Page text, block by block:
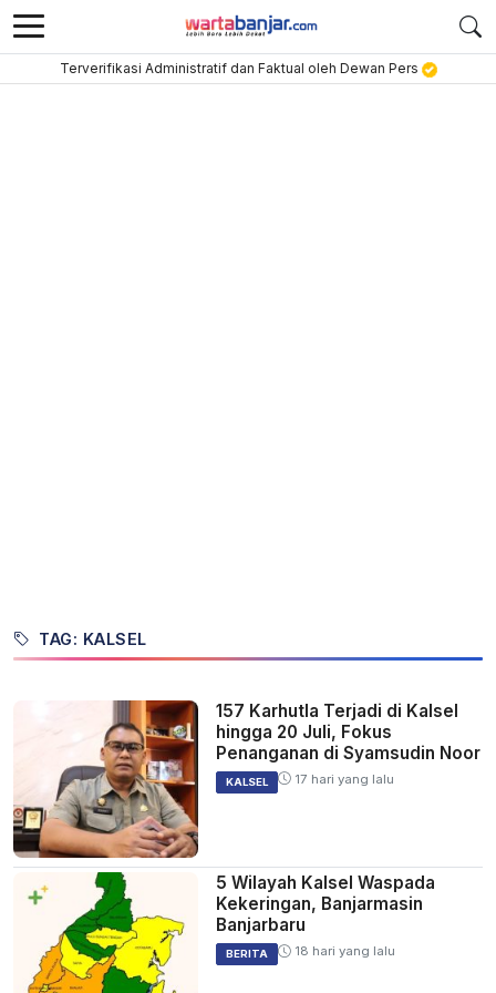
Terverifikasi Administratif dan Faktual oleh Dewan Pers
TAG: KALSEL
157 Karhutla Terjadi di Kalsel
hingga 20 Juli, Fokus
Penanganan di Syamsudin Noor
KALSEL 17 hari yang lalu
5 Wilayah Kalsel Waspada
Kekeringan, Banjarmasin
Banjarbaru
BERITA 18 hari yang lalu